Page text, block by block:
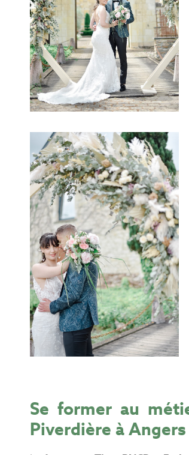
Se former au
Piverdière à Angers